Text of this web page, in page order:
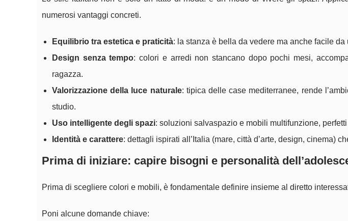
numerosi vantaggi concreti.
Equilibrio tra estetica e praticità: la stanza è bella da vedere ma anche facile
Design senza tempo: colori e arredi non stancano dopo pochi mesi,
ragazza.
Valorizzazione della luce naturale: tipica delle case mediterranee, rende
studio.
Uso intelligente degli spazi: soluzioni salvaspazio e mobili multifunzione,
Identità e carattere: dettagli ispirati all’Italia (mare, città d’arte, design, cinema)
Prima di iniziare: capire bisogni e personalità
Prima di scegliere colori e mobili, è fondamentale definire insieme al diretto
Poni alcune domande chiave: